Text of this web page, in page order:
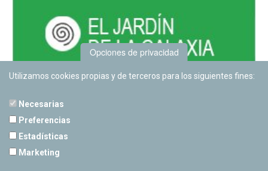
Opciones de privacidad
Utilizamos cookies propias y de terceros para los siguientes fines:
Necesarias
Preferencias
Estadísticas
Marketing